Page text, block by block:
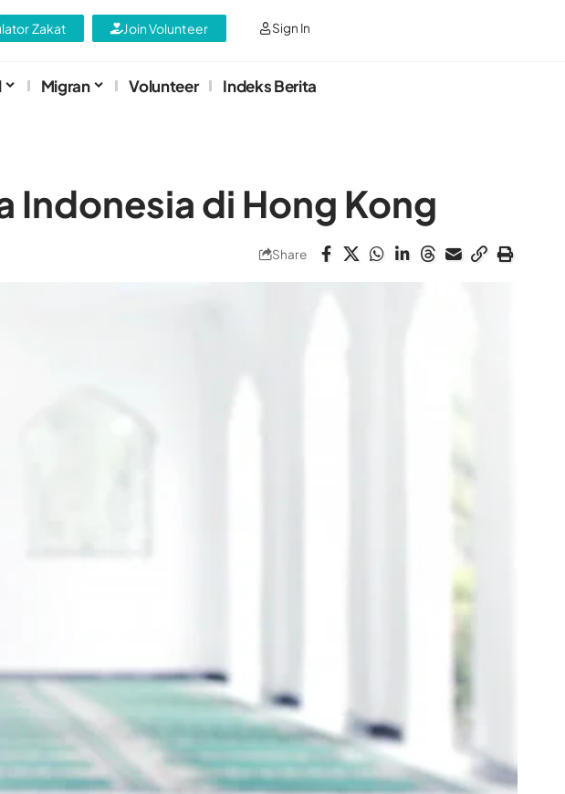
Sign In
Zakat Join Volunteer
Migran Volunteer Indeks Berita
Indonesia di Hong Kong
Share